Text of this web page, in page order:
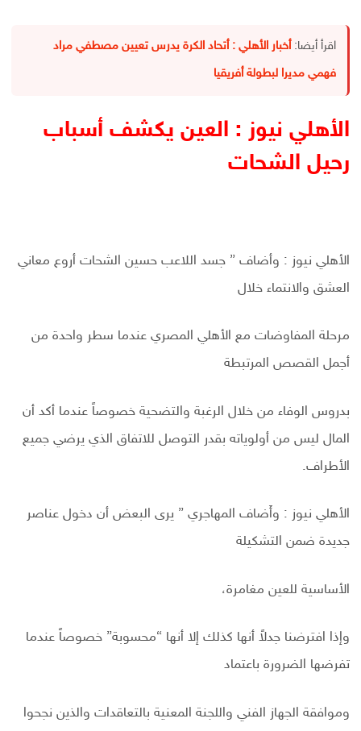
اقرأ أيضا: أخبار الأهلي : أتحاد الكرة يدرس تعيين مصطفي مراد
فهمي مديرا لبطولة أفريقيا
الأهلي نيوز : العين يكشف أسباب
رحيل الشحات
الأهلي نيوز : وأضاف ” جسد اللاعب حسين الشحات أروع معاني
العشق والانتماء خلال
مرحلة المفاوضات مع الأهلي المصري عندما سطر واحدة من
أجمل القصص المرتبطة
بدروس الوفاء من خلال الرغبة والتضحية خصوصاً عندما أكد أن
المال ليس من أولوياته بقدر التوصل للاتفاق الذي يرضي جميع
الأطراف.
الأهلي نيوز : وأَضاف المهاجري ” يرى البعض أن دخول عناصر
جديدة ضمن التشكيلة
الأساسية للعين مغامرة،
وإذا افترضنا جدلاً أنها كذلك إلا أنها “محسوبة” خصوصاً عندما
تفرضها الضرورة باعتماد
وموافقة الجهاز الفني واللجنة المعنية بالتعاقدات والذين نجحوا